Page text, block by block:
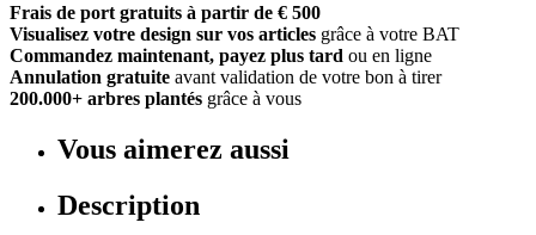
Frais de port gratuits à partir de € 500
Visualisez votre design sur vos articles grâce à votre BAT
Commandez maintenant, payez plus tard ou en ligne
Annulation gratuite avant validation de votre bon à tirer
200.000+ arbres plantés grâce à vous
Vous aimerez aussi
Description